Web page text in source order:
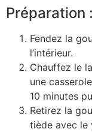
Préparation :
Fendez la
l’intérieur.
Chauffez le
une
10 minutes
Retirez la
tiède avec le